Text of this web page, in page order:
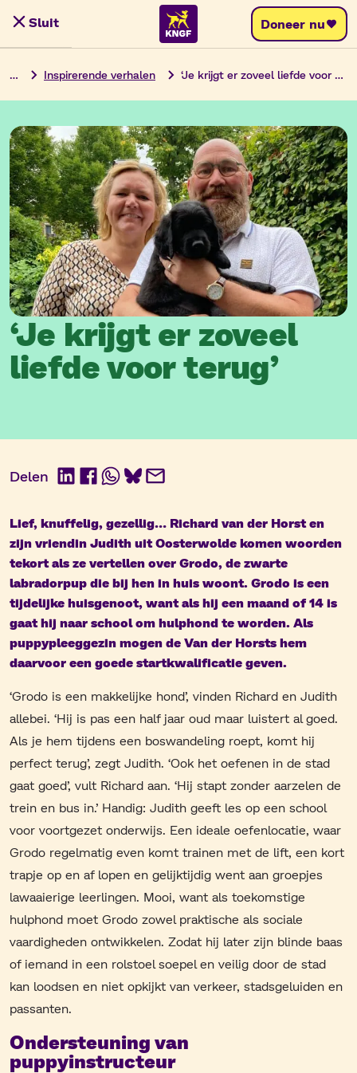
naar
inhoud
Menu Doneer nu
Sluit
… Inspirerende verhalen ‘Je krijgt er zoveel liefde voor terug’
‘Je krijgt er zoveel
liefde voor terug’
Delen
LinkedIn
Facebook
WhatsApp
BlueSky
E-
Lief, knuffelig, gezellig… Richard van der Horst en
zijn vriendin Judith uit Oosterwolde komen woorden
tekort als ze vertellen over Grodo, de zwarte
labradorpup die bij hen in huis woont. Grodo is een
tijdelijke huisgenoot, want als hij een maand of 14 is
gaat hij naar school om hulphond te worden. Als
puppypleeggezin mogen de Van der Horsts hem
daarvoor een goede startkwalificatie geven.
‘Grodo is een makkelijke hond’, vinden Richard en Judith
allebei. ‘Hij is pas een half jaar oud maar luistert al goed.
Als je hem tijdens een boswandeling roept, komt hij
perfect terug’, zegt Judith. ‘Ook het oefenen in de stad
gaat goed’, vult Richard aan. ‘Hij stapt zonder aarzelen de
trein en bus in.’ Handig: Judith geeft les op een school
voor voortgezet onderwijs. Een ideale oefenlocatie, waar
Grodo regelmatig even komt trainen met de lift, een kort
trapje op en af lopen en gelijktijdig went aan groepjes
lawaaierige leerlingen. Mooi, want als toekomstige
hulphond moet Grodo zowel praktische als sociale
vaardigheden ontwikkelen. Zodat hij later zijn blinde baas
of iemand in een rolstoel soepel en veilig door de stad
kan loodsen en niet opkijkt van verkeer, stadsgeluiden en
passanten.
Ondersteuning van
puppyinstructeur